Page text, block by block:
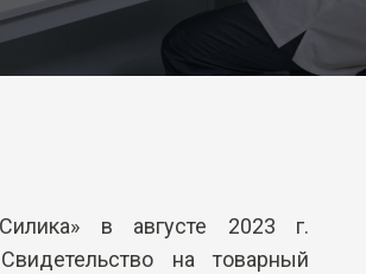
в августе 2023 г.
на товарный